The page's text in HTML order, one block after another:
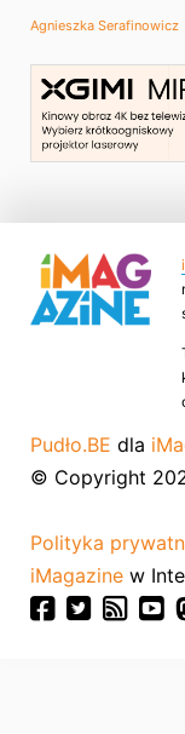
Agnieszka Serafinowicz
Pudło.BE dla
© Copyright
Polityka
iMagazine w